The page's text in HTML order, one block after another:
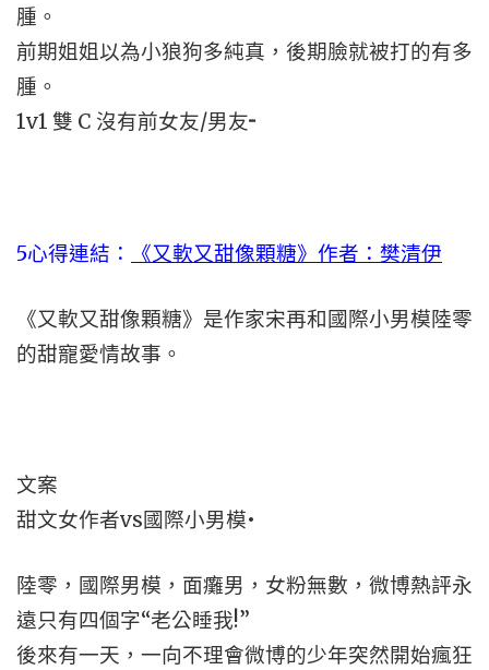
腫。
前期姐姐以為小狼狗多純真，後期臉就被打的有多
腫。
1v1 雙 C 沒有前女友/男友···
5心得連結： 《又軟又甜像顆糖》作者：樊清伊
《又軟又甜像顆糖》是作家宋再和國際小男模陸零
的甜寵愛情故事。
文案
甜文女作者vs國際小男模•
陸零，國際男模，面癱男，女粉無數，微博熱評永
遠只有四個字“老公睡我!”
後來有一天，一向不理會微博的少年突然開始瘋狂